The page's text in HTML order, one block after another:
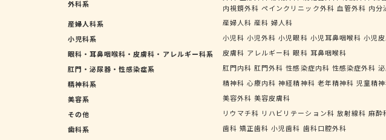
外科系
内視鏡外科 ペインクリニック外科 血管外科 内分
産婦人科系
産婦人科 産科 婦人科
小児科系
小児科 小児外科 小児眼科 小児耳鼻咽喉科 小児
眼科・耳鼻咽喉科・皮膚科・アレルギー科系
皮膚科 アレルギー科 眼科 耳鼻咽喉科
肛門・泌尿器・性感染症系
肛門内科 肛門外科 性感染症内科 性感染症外科
精神科系
精神科 心療内科 神経精神科 老年精神科 児童精
美容系
美容外科 美容皮膚科
その他
リウマチ科 リハビリテーション科 放射線科 麻酔
歯科系
歯科 矯正歯科 小児歯科 歯科口腔外科